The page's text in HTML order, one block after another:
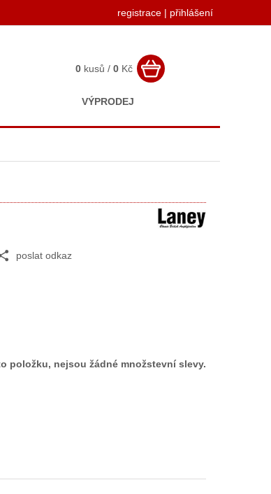
poslat odkaz
položku, nejsou žádné množstevní slevy.
VÝPRODEJ
registrace | přihlášení
0kusů / 0Kč